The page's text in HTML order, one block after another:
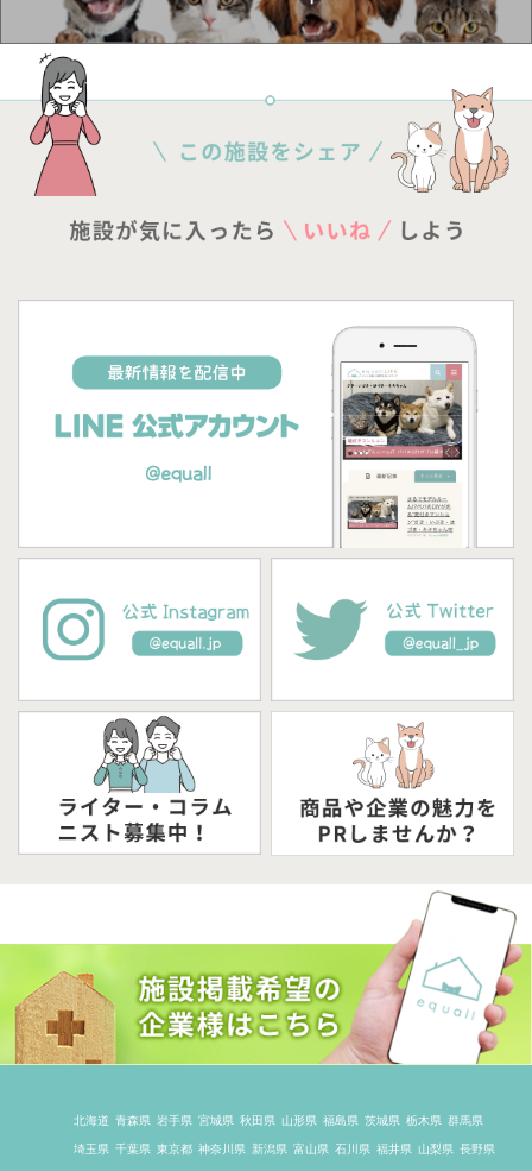
北海道 青森県 岩手県 宮城県 秋田県 山形県 福島県 茨城県 栃木県 群馬県
埼玉県 千葉県 東京都 神奈川県 新潟県 富山県 石川県 福井県 山梨県 長野県